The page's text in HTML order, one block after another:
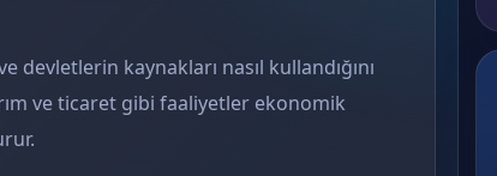
kaynakları nasıl kullandığını
ve ticaret gibi faaliyetler ekonomik